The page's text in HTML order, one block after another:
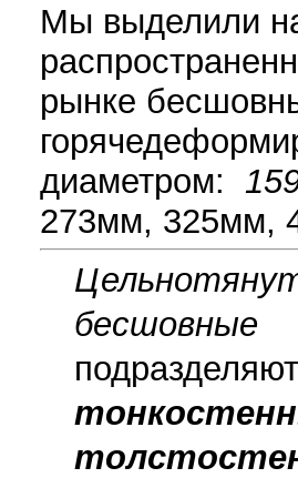
Мы выделили
рынке
диаметром:
273мм, 325мм,